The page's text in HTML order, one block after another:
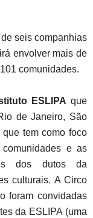
seis companhias
envolver mais de
comunidades.
ESLIPAque
de Janeiro, São
tem como foco
e as
dos dutos da
culturais. A Circo
foram convidadas
da ESLIPA (uma